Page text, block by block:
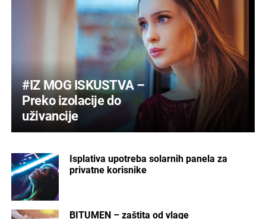
#IZ MOG ISKUSTVA –
Preko izolacije do
uživancije
Isplativa upotreba solarnih panela za
privatne korisnike
BITUMEN – zaštita od vlage